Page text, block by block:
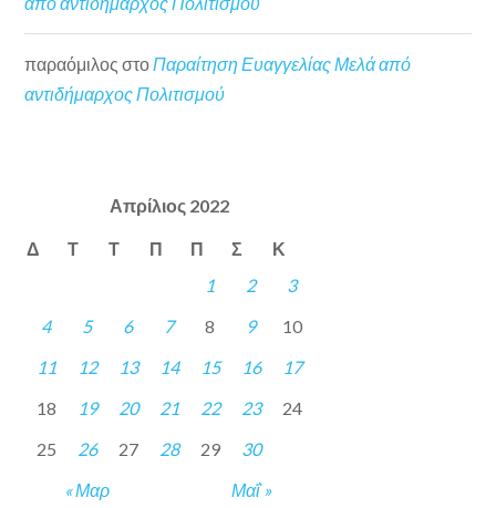
παραόμιλος στοΠαραίτηση Ευαγγελίας Μελά από
αντιδήμαρχος Πολιτισμού
Απρίλιος 2022
Δ Τ Τ Π Π Σ Κ
« Μαρ Μαΐ »
1 2
3
4
5 6 7 8 9
10
11
12 13 14 15 16
17
18
19 20 21 22 23
24
25
26 27 28 29 30